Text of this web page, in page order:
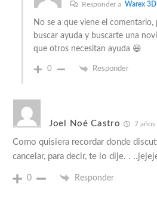
Responder a Warex 3D
No se a que viene el comentario,
buscar ayuda y buscarte una
que otros necesitan ayuda 😆
0 Responder
Joel Noé Castro 7 años
Como quisiera recordar donde
cancelar, para decir, te lo dije. .
0 Responder